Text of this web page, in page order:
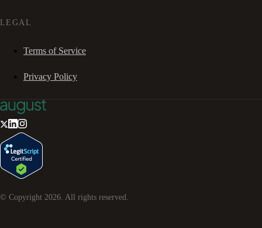
LEGAL
Terms of Service
Privacy Policy
© Copyright 2026 . All rights reserved.